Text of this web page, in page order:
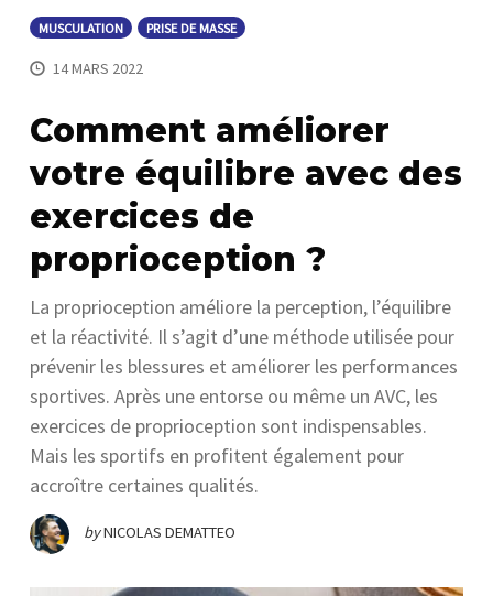
MUSCULATION PRISE DE MASSE
14 MARS 2022
Comment améliorer
votre équilibre avec des
exercices de
proprioception ?
La proprioception améliore la perception, l’équilibre
et la réactivité. Il s’agit d’une méthode utilisée pour
prévenir les blessures et améliorer les performances
sportives. Après une entorse ou même un AVC, les
exercices de proprioception sont indispensables.
Mais les sportifs en profitent également pour
accroître certaines qualités.
byNICOLAS DEMATTEO